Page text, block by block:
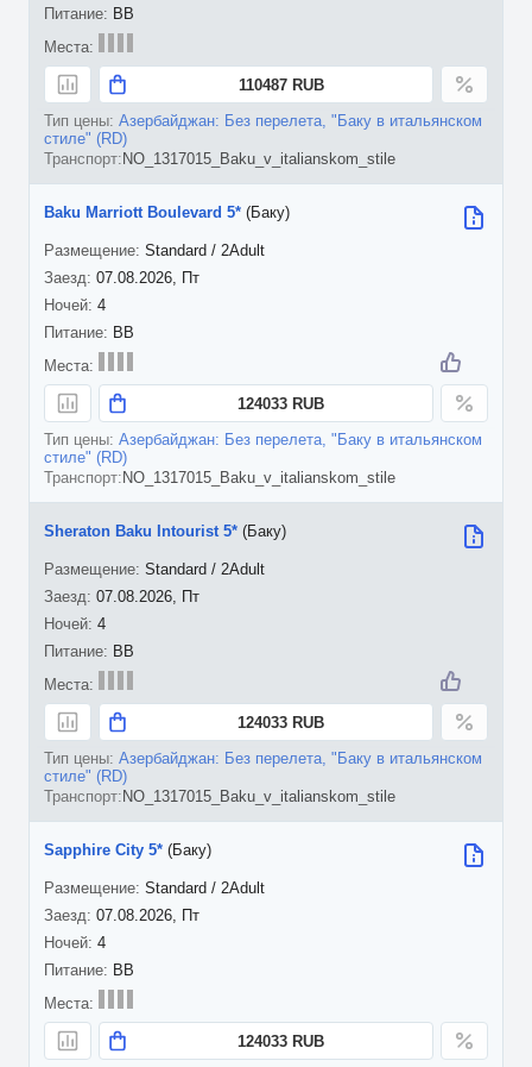
BB
110487 RUB
Азербайджан: Без перелета, "Баку в итальянском
стиле" (RD)
NO_1317015_Baku_v_italianskom_stile
07.08.2026, Пт
4
Baku Marriott Boulevard 5* (Баку)
Standard / 2Adult
BB
124033 RUB
Азербайджан: Без перелета, "Баку в итальянском
стиле" (RD)
NO_1317015_Baku_v_italianskom_stile
07.08.2026, Пт
4
Sheraton Baku Intourist 5* (Баку)
Standard / 2Adult
BB
124033 RUB
Азербайджан: Без перелета, "Баку в итальянском
стиле" (RD)
NO_1317015_Baku_v_italianskom_stile
07.08.2026, Пт
4
Sapphire City 5* (Баку)
Standard / 2Adult
BB
124033 RUB